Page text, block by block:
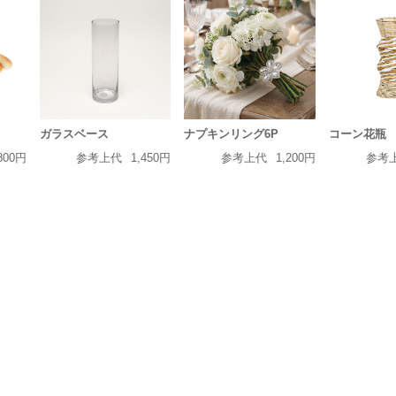
円
ガラスベース
参考上代
1,450円
ナプキンリング6P
参考上代
1,200円
コーン花瓶
参考